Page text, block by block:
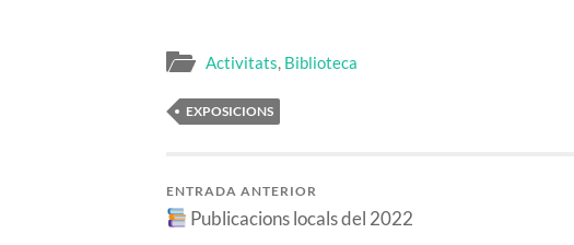
Activitats, Biblioteca
EXPOSICIONS
ENTRADA ANTERIOR
Publicacions locals del 2022